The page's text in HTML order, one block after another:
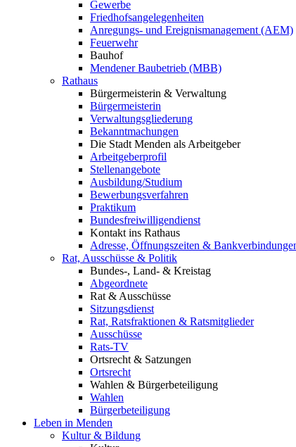
Gewerbe
Friedhofsangelegenheiten
Anregungs- und Ereignismanagement (AEM)
Feuerwehr
Bauhof
Mendener Baubetrieb (MBB)
Rathaus
Bürgermeisterin & Verwaltung
Bürgermeisterin
Verwaltungsgliederung
Bekanntmachungen
Die Stadt Menden als Arbeitgeber
Arbeitgeberprofil
Stellenangebote
Ausbildung/Studium
Bewerbungsverfahren
Praktikum
Bundesfreiwilligendienst
Kontakt ins Rathaus
Adresse, Öffnungszeiten &
Rat, Ausschüsse & Politik
Bundes-, Land- & Kreistag
Abgeordnete
Rat & Ausschüsse
Sitzungsdienst
Rat, Ratsfraktionen & Ratsmitglieder
Ausschüsse
Rats-TV
Ortsrecht & Satzungen
Ortsrecht
Wahlen & Bürgerbeteiligung
Wahlen
Bürgerbeteiligung
Leben in Menden
Kultur & Bildung